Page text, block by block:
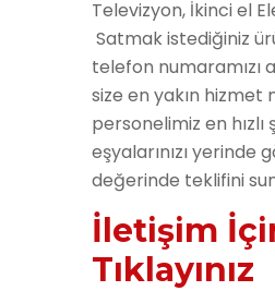
Televizyon, İkinci el
Satmak istediğiniz
telefon numaramızı
size en yakın hizmet
personelimiz en hızlı
eşyalarınızı yerinde
değerinde teklifini
İletişim
Tıklayınız